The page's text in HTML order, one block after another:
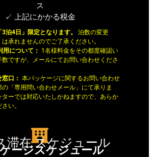
ス
✓ 上記にかかる税金
泊4日」限定となります。
泊数の変更
は承れませんのでご了承ください。
について： 1名様料金をその都度確認い
ですが、
メールにてお問い合わせくださ
口： 本パッケージに関するお問い合わせ
の「専用問い合わせメール」にて承りま
ターでは対応いたしかねますので、 あらか
い。
滞在 スケジュール
ージスケジュール